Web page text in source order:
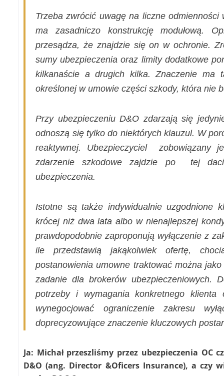
Trzeba zwrócić uwagę na liczne
ma zasadniczo konstrukcję modułową.
przesądza, że znajdzie się on w ochronie.
sumy ubezpieczenia oraz limity dodatkowe
kilkanaście a drugich kilka. Znaczenie ma
określonej w umowie części szkody, która nie
Przy ubezpieczeniu D&O zdarzają się
odnoszą się tylko do niektórych klauzul. W
reaktywnej. Ubezpieczyciel
zobowiązany
zdarzenie szkodowe zajdzie po
tej
ubezpieczenia.
Istotne są także indywidualnie uzgodnione
krócej niż dwa lata albo w nienajlepszej
prawdopodobnie zaproponują wyłączenie z
ile przedstawią jakąkolwiek ofertę,
postanowienia umowne traktować można
zadanie dla brokerów ubezpieczeniowych.
potrzeby i wymagania konkretnego
wynegocjować ograniczenie zakresu
doprecyzowujące znaczenie kluczowych
Ja: Michał przeszliśmy przez ubezpieczenia OC
D&O (ang. Director &Oficers Insurance), a czy